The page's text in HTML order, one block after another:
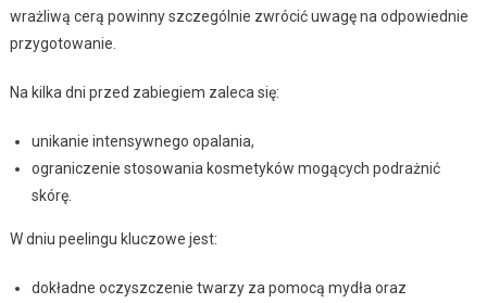
wrażliwą cerą powinny szczególnie zwrócić uwagę na odpowiednie
przygotowanie.
Na kilka dni przed zabiegiem zaleca się:
unikanie intensywnego opalania,
ograniczenie stosowania kosmetyków mogących podrażnić
skórę.
W dniu peelingu kluczowe jest:
dokładne oczyszczenie twarzy za pomocą mydła oraz